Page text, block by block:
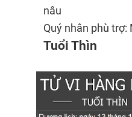
nâu
Quý nhân phù trợ:
Tuổi Thìn